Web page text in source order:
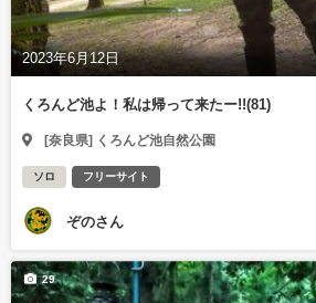
2023年6月12日
くろんど池よ！私は帰って来たー!!(81)
[奈良県] くろんど池自然公園
ソロ フリーサイト
ぞのさん
29